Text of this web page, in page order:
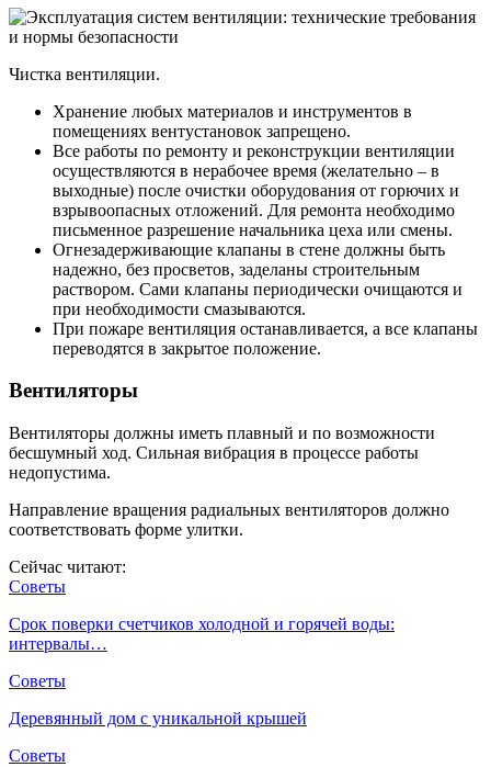
Чистка вентиляции.
Хранение любых материалов и инструментов в
помещениях вентустановок запрещено.
Все работы по ремонту и реконструкции вентиляции
осуществляются в нерабочее время (желательно – в
выходные) после очистки оборудования от горючих и
взрывоопасных отложений. Для ремонта необходимо
письменное разрешение начальника цеха или смены.
Огнезадерживающие клапаны в стене должны быть
надежно, без просветов, заделаны строительным
раствором. Сами клапаны периодически очищаются и
при необходимости смазываются.
При пожаре вентиляция останавливается, а все клапаны
переводятся в закрытое положение.
Вентиляторы
Вентиляторы должны иметь плавный и по возможности
бесшумный ход. Сильная вибрация в процессе работы
недопустима.
Направление вращения радиальных вентиляторов должно
соответствовать форме улитки.
Сейчас читают:
Советы
Срок поверки счетчиков холодной и горячей воды:
интервалы…
Советы
Деревянный дом с уникальной крышей
Советы